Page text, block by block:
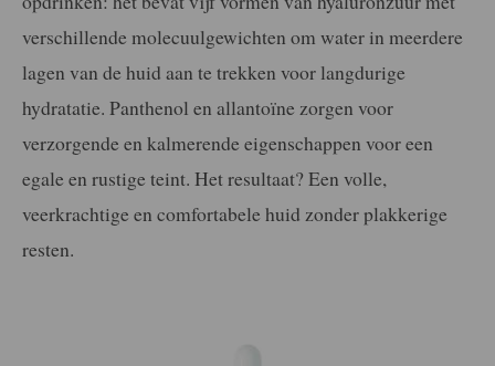
verschillende molecuulgewichten om water in meerdere
lagen van de huid aan te trekken voor langdurige
hydratatie. Panthenol en allantoïne zorgen voor
verzorgende en kalmerende eigenschappen voor een
egale en rustige teint. Het resultaat? Een volle,
veerkrachtige en comfortabele huid zonder plakkerige
resten.